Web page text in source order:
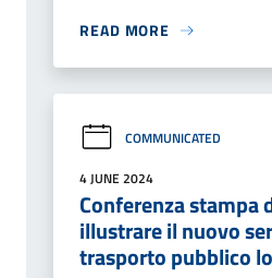
READ MORE
COMMUNICATED
4 JUNE 2024
Conferenza stampa
illustrare il nuovo
trasporto pubblico